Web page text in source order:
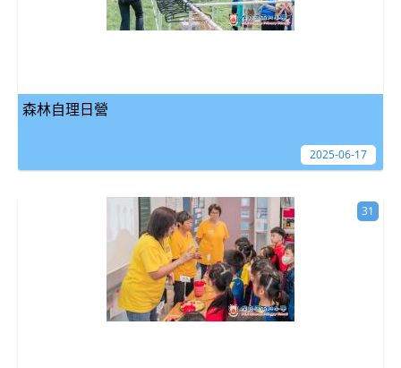
森林自理日營
2025-06-17
31